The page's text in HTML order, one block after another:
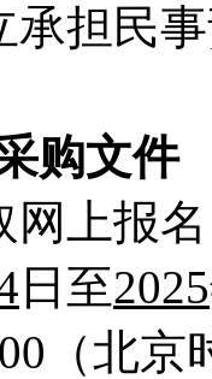
承担民
购文件
网上报
日至2025
（北